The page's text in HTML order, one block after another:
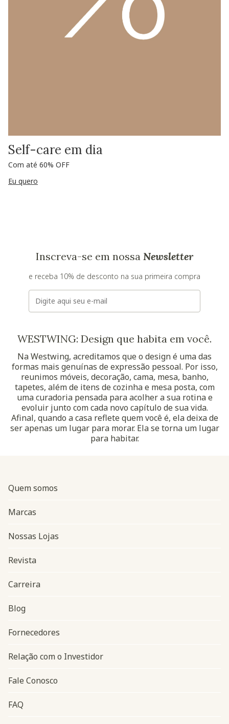
Self-care em dia
Com até 60% OFF
Eu quero
Inscreva-se em nossa Newsletter
e receba 10% de desconto na sua primeira compra
E-mail
WESTWING: Design que habita em você.
Na Westwing, acreditamos que o design é uma das
formas mais genuínas de expressão pessoal. Por isso,
reunimos móveis, decoração, cama, mesa, banho,
tapetes, além de itens de cozinha e mesa posta, com
uma curadoria pensada para acolher a sua rotina e
evoluir junto com cada novo capítulo de sua vida.
Afinal, quando a casa reflete quem você é, ela deixa de
ser apenas um lugar para morar. Ela se torna um lugar
para habitar.
Navegação do rodapé
Quem somos
Marcas
Nossas Lojas
Revista
Carreira
Blog
Fornecedores
Relação com o Investidor
Fale Conosco
FAQ